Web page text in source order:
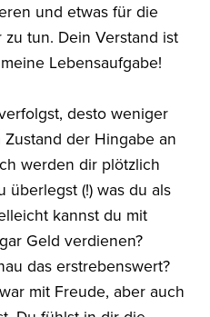
und etwas für die
tun. Dein Verstand ist
Lebensaufgabe!
desto weniger
der Hingabe an
werden dir plötzlich
überlegst (!) was du als
kannst du mit
Geld verdienen?
das erstrebenswert?
mit Freude, aber auch